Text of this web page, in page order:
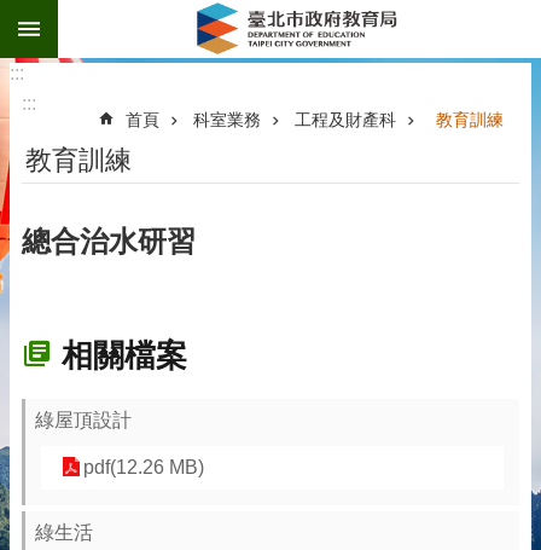
跳到主要內容區塊
:::
:::
首頁 科室業務 工程及財產科 教育訓練
教育訓練
總合治水研習
相關檔案
綠屋頂設計
pdf(12.26 MB)
綠生活